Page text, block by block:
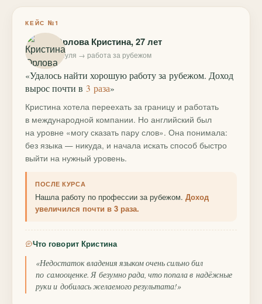
КЕЙС №1
Орлова Кристина, 27 лет
с нуля → работа за рубежом
«Удалось найти хорошую работу за рубежом. Доход
вырос почти в 3 раза»
Кристина хотела переехать за границу и работать
в международной компании. Но английский был
на уровне «могу сказать пару слов». Она понимала:
без языка — никуда, и начала искать способ быстро
выйти на нужный уровень.
ПОСЛЕ КУРСА
Нашла работу по профессии за рубежом. Доход
увеличился почти в 3 раза.
Что говорит Кристина
«Недостаток владения языком очень сильно бил
по самооценке. Я безумно рада, что попала в надёжные
руки и добилась желаемого результата!»